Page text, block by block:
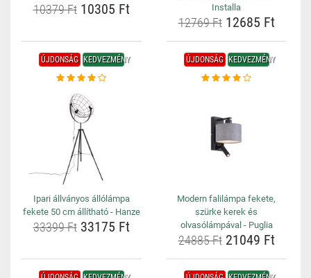
10379 Ft10305 Ft
Installa
12769 Ft12685 Ft
ÚJDONSÁG KEDVEZMÉNY
Ipari állványos állólámpa
fekete 50 cm állítható - Hanze
33399 Ft33175 Ft
ÚJDONSÁG KEDVEZMÉNY
Modern falilámpa fekete,
szürke kerek és
olvasólámpával - Puglia
24885 Ft21049 Ft